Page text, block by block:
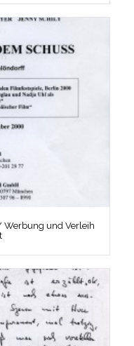
Werbung und Verleih